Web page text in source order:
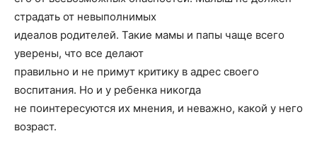
страдать от невыполнимых
идеалов родителей. Такие мамы и папы чаще всего
уверены, что все делают
правильно и не примут критику в адрес своего
воспитания. Но и у ребенка никогда
не поинтересуются их мнения, и неважно, какой у него
возраст.